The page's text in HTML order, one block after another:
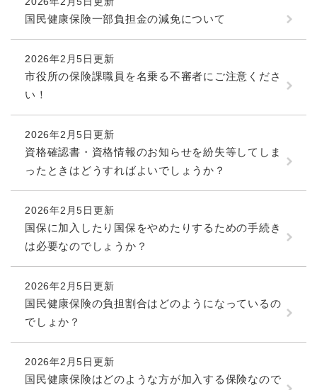
国民健康保険一部負担金の減免について
2026年2月5日更新
市役所の保険課職員を名乗る不審者にご注意くださ
い！
2026年2月5日更新
資格確認書・資格情報のお知らせを紛失等してしま
ったときはどうすればよいでしょうか？
2026年2月5日更新
国保に加入したり国保をやめたりするための手続き
は必要なのでしょうか？
2026年2月5日更新
国民健康保険の負担割合はどのようになっているの
でしょか？
2026年2月5日更新
国民健康保険はどのような方が加入する保険なので